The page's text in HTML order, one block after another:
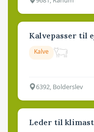
Kalvepasser til
Kalve
6392, Bolderslev
Leder til